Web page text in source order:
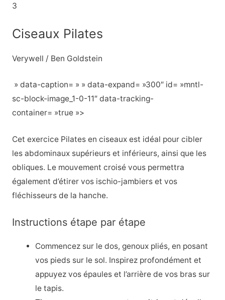
3
Ciseaux Pilates
Verywell / Ben Goldstein
» data-caption= » » data-expand= »300″ id= »mntl-
sc-block-image_1-0-11″ data-tracking-
container= »true »>
Cet exercice Pilates en ciseaux est idéal pour cibler
les abdominaux supérieurs et inférieurs, ainsi que les
obliques. Le mouvement croisé vous permettra
également d’étirer vos ischio-jambiers et vos
fléchisseurs de la hanche.
Instructions étape par étape
Commencez sur le dos, genoux pliés, en posant
vos pieds sur le sol. Inspirez profondément et
appuyez vos épaules et l’arrière de vos bras sur
le tapis.